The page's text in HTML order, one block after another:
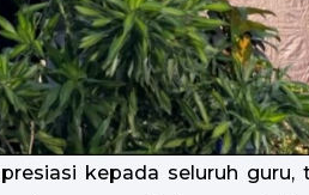
kepada seluruh guru,